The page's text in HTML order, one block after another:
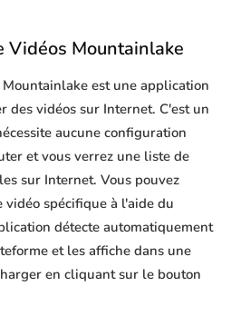
Vidéos Mountainlake
est une application
des vidéos sur Internet. C'est un
aucune configuration
et vous verrez une liste de
sur Internet. Vous pouvez
spécifique à l'aide du
détecte automatiquement
et les affiche dans une
en cliquant sur le bouton